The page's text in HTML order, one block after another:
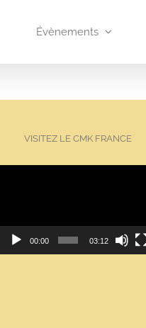
Évènements
VISITEZ LE CMK FRANCE
00:00 03:12